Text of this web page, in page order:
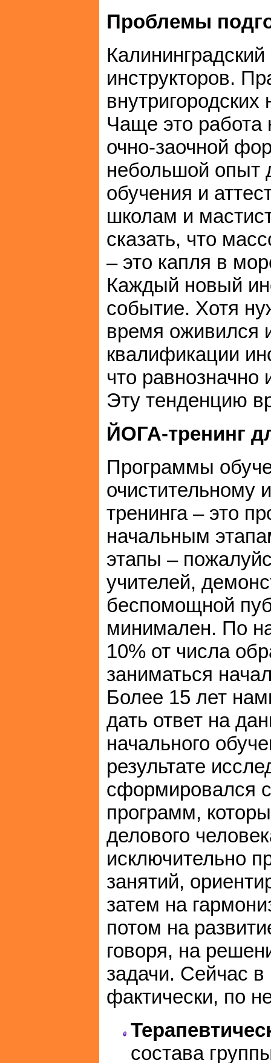
Проблемы
Калининградский
инструкторов.
Чаще это работа
очно-заочной
небольшой опыт
обучения и
школам и
сказать, что
– это капля в
Каждый новый
событие. Хотя
время оживился
квалификации
что равнозначно
Эту тенденцию
ЙОГА-тренинг
Программы
очистительному
тренинга – это
начальным
этапы –
учителей,
беспомощной
минимален. По
10% от числа
заниматься
Более 15 лет
дать ответ на
начального
результате
сформировался
программ,
делового
исключительно
занятий,
затем на
потом на
говоря, на
задачи. Сейчас в
фактически, по
состава